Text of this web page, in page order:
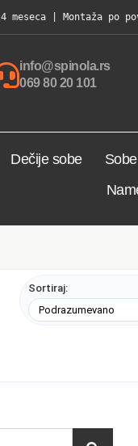
| Montaža po
info@spinola.rs
069 80 20 101
Dečije sobe
Sortiraj: